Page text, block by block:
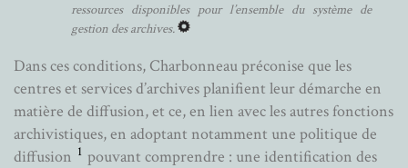
ressources disponibles pour l’ensemble du système de
gestion des archives.
Dans ces conditions, Charbonneau préconise que les
centres et services d’archives planifient leur démarche en
matière de diffusion, et ce, en lien avec les autres fonctions
archivistiques, en adoptant notamment une politique de
diffusion 1 pouvant comprendre : une identification des